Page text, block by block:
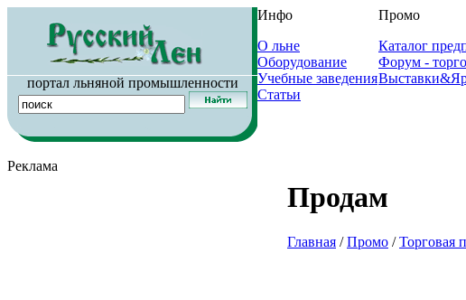
портал льняной промышленности
Инфо
О льне
Оборудование
Учебные заведения
Статьи
Промо
Каталог
Форум -
Реклама
Продам
Главная /Промо /Торговая